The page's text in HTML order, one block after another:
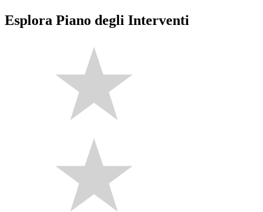
Esplora Piano degli Interventi